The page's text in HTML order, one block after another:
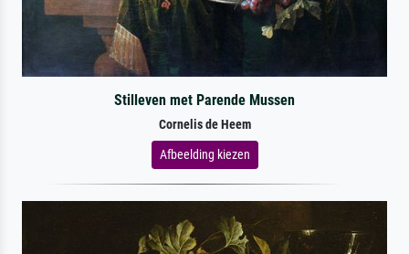
Stilleven met Parende Mussen
Cornelis de Heem
Afbeelding kiezen